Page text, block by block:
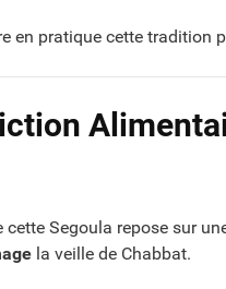
en pratique cette tradition
cette Segoula repose sur
la veille de Chabbat.